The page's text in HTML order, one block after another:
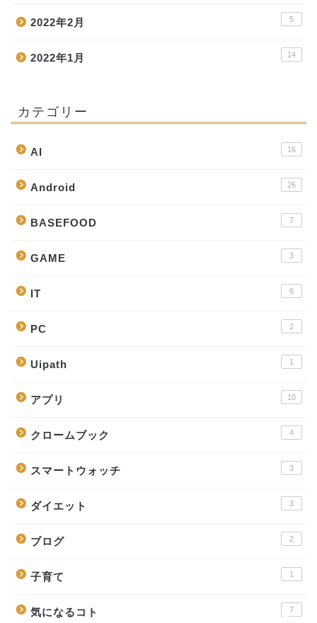
2022年2月 5
2022年1月 14
カテゴリー
AI 16
Android 26
BASEFOOD 7
GAME 3
IT 6
PC 2
Uipath 1
アプリ 10
クロームブック 4
スマートウォッチ 3
ダイエット 3
ブログ 2
子育て 1
気になるコト 7